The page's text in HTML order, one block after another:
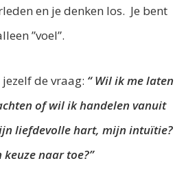
en je denken los. Je bent
”voel”.
de vraag: “ Wil ik me laten
of wil ik handelen vanuit
liefdevolle hart, mijn intuïtie?
naar toe?”